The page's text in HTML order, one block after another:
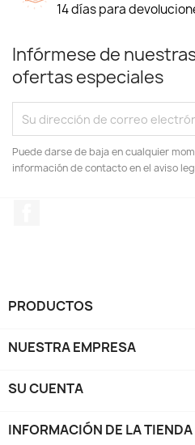
14 días para
Infórmese de
ofertas especiales
Puede darse de baja en cualquier
información de contacto en el aviso
PRODUCTOS
NUESTRA EMPRESA
SU CUENTA
INFORMACIÓN DE LA TIENDA